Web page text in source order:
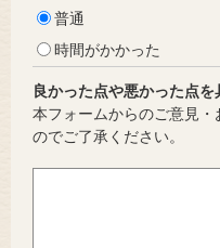
普通
時間がかかった
良かった点や悪かった点を
本フォームからのご意見
のでご了承ください。